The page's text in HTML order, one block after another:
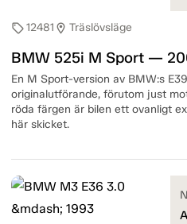
sell12481 location_on Träslövsläge
BMW 525i M Sport —
En M Sport-version av BMW:s
originalutförande, förutom just
röda färgen är bilen ett ovanligt
här skicket.